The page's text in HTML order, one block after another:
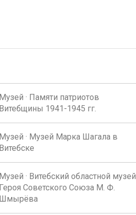
Музей · Памяти патриотов
Витебщины 1941-1945 гг.
Музей · Музей Марка Шагала в
Витебске
Музей · Витебский областной музей
Героя Советского Союза М. Ф.
Шмырёва